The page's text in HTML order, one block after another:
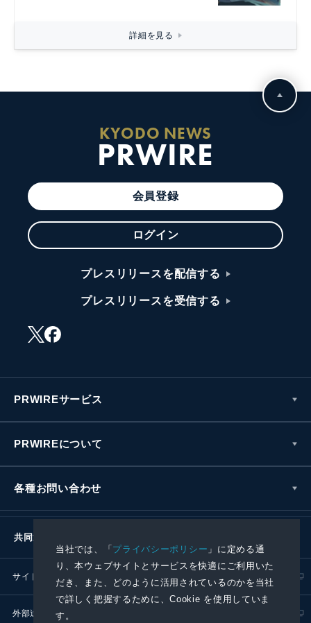
当社では、「プライバシーポリシー 」に定める通
り、本ウェブサイトとサービスを快適にご利用いた
だき、また、どのように活用されているのかを当社
で詳しく把握するために、Cookie を使用していま
す。
詳細を見る
KYODO NEWS
PRWIRE
会員登録
ログイン
プレスリリースを配信する
プレスリリースを受信する
PRWIREサービス
PRWIREについて
各種お問い合わせ
共同通信社グループ
サイトポリシー プライバシーポリシー
外部送信ポリシー